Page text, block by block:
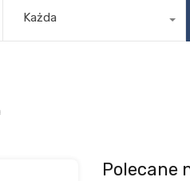
Każda
Polecane